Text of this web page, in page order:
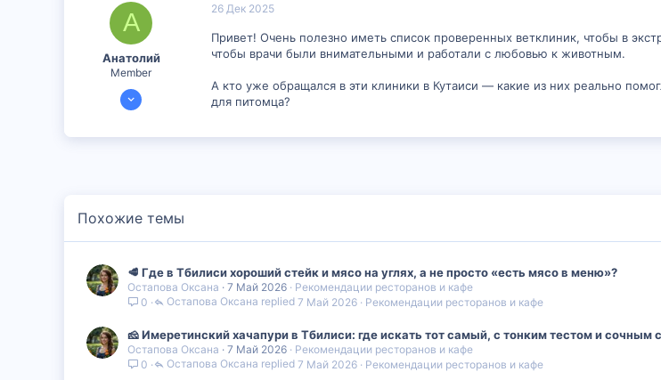
А
Анатолий
Member
21 Дек 2025
0
26 Дек 2025
Привет! Очень полезно иметь список проверенных ветклиник, чтобы в
чтобы врачи были внимательными и работали с любовью к животным.
А кто уже обращался в эти клиники в Кутаиси — какие из них реально
для питомца?
Похожие темы
🥩 Где в Тбилиси хороший стейк и мясо на углях, а не просто «есть мясо в меню»?
Остапова Оксана 7 Май 2026
Рекомендации ресторанов и кафе
0
Рекомендации ресторанов и кафе
7 Май 2026
Остапова Оксана
🧀 Имеретинский хачапури в Тбилиси: где искать тот самый, с тонким тестом и сочным
Остапова Оксана 7 Май 2026
Рекомендации ресторанов и кафе
0
Рекомендации ресторанов и кафе
7 Май 2026
Остапова Оксана